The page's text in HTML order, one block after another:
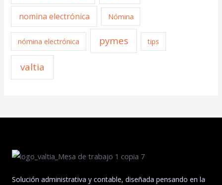
nomina electrónica Nómina
nómina electrónica pymes tips
valtia
Solución administrativa y contable, diseñada pensando en la